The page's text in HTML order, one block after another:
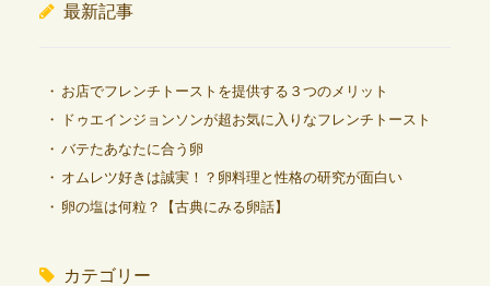
最新記事
お店でフレンチトーストを提供する３つのメリット
ドゥエインジョンソンが超お気に入りなフレンチトースト
バテたあなたに合う卵
オムレツ好きは誠実！？卵料理と性格の研究が面白い
卵の塩は何粒？【古典にみる卵話】
カテゴリー